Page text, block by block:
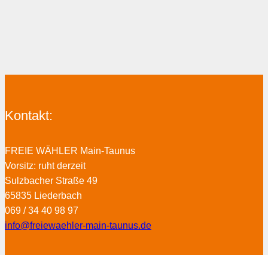
Kontakt:
FREIE WÄHLER Main-Taunus
Vorsitz: ruht derzeit
Sulzbacher Straße 49
65835 Liederbach
069 / 34 40 98 97
info@freiewaehler-main-taunus.de